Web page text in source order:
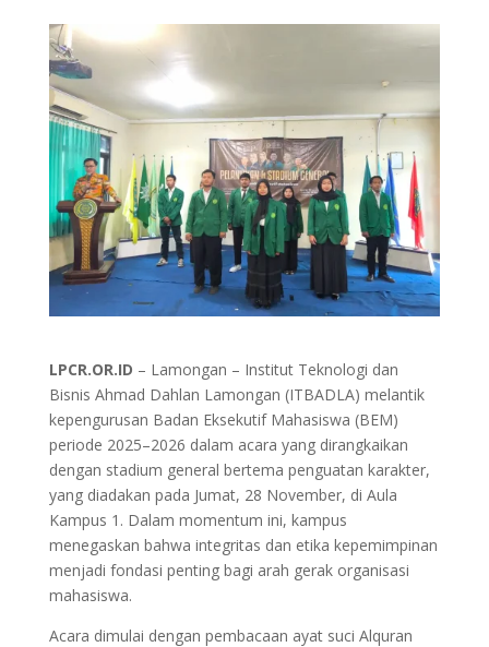
LPCR.OR.ID – Lamongan – Institut Teknologi dan
Bisnis Ahmad Dahlan Lamongan (ITBADLA) melantik
kepengurusan Badan Eksekutif Mahasiswa (BEM)
periode 2025–2026 dalam acara yang dirangkaikan
dengan stadium general bertema penguatan karakter,
yang diadakan pada Jumat, 28 November, di Aula
Kampus 1. Dalam momentum ini, kampus
menegaskan bahwa integritas dan etika kepemimpinan
menjadi fondasi penting bagi arah gerak organisasi
mahasiswa.
Acara dimulai dengan pembacaan ayat suci Alquran